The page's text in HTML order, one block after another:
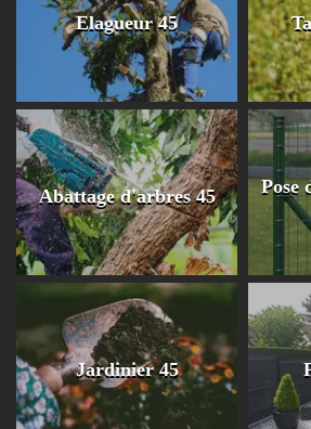
Elagueur 45
Abattage d'arbres 45
Pose
Jardinier 45